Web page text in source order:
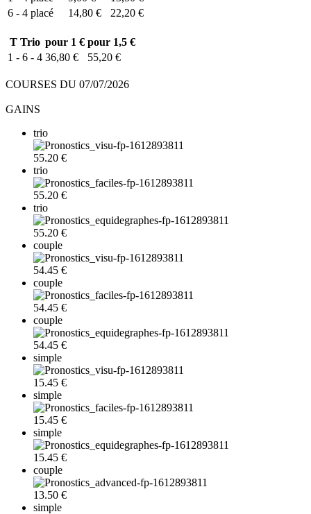
6 - 4 placé 14,80 € 22,20 €
T Trio pour 1 € pour 1,5 €
1 - 6 - 4 36,80 € 55,20 €
COURSES DU 07/07/2026
GAINS
trio
55.20 €
trio
55.20 €
trio
55.20 €
couple
54.45 €
couple
54.45 €
couple
54.45 €
simple
15.45 €
simple
15.45 €
simple
15.45 €
couple
13.50 €
simple